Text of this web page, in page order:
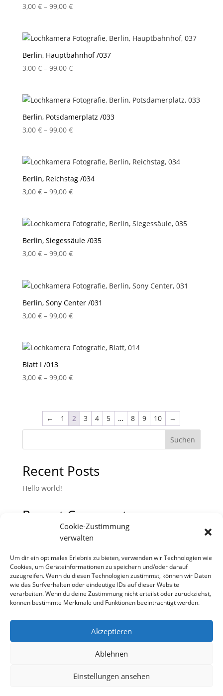
Cookie-Zustimmung
verwalten
Um dir ein optimales Erlebnis zu bieten, verwenden wir Technologien wie
Cookies, um Geräteinformationen zu speichern und/oder darauf
zuzugreifen. Wenn du diesen Technologien zustimmst, können wir Daten
wie das Surfverhalten oder eindeutige IDs auf dieser Website
verarbeiten. Wenn du deine Zustimmung nicht erteilst oder zurückziehst,
können bestimmte Merkmale und Funktionen beeinträchtigt werden.
Akzeptieren
Ablehnen
Einstellungen ansehen
3,00 € – 99,00 €Preisspanne:
99,00 €
Berlin, Hauptbahnhof /037
3,00 € – 99,00 €Preisspanne:
99,00 €
Berlin, Potsdamerplatz /033
3,00 € – 99,00 €Preisspanne:
99,00 €
Berlin, Reichstag /034
3,00 € – 99,00 €Preisspanne:
99,00 €
Berlin, Siegessäule /035
3,00 € – 99,00 €Preisspanne:
99,00 €
Berlin, Sony Center /031
3,00 € – 99,00 €Preisspanne:
99,00 €
Blatt I /013
3,00 € – 99,00 €Preisspanne:
99,00 €
← 1 2 3 4 5 … 8 9 10 →
Suchen
Recent Posts
Hello world!
Recent Comments
Es sind keine Kommentare vorhanden.
Bestellvorgang
Impressum